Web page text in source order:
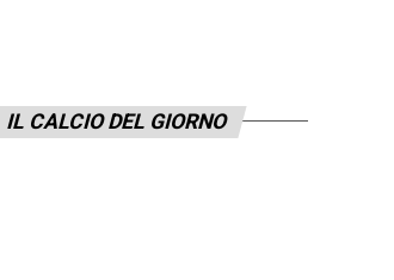
IL CALCIO DEL GIORNO